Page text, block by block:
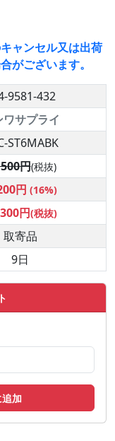
ャンセル又は出荷
がございます。
9581-432
ワサプライ
ST6MABK
円(税抜)
円 (16%)
円(税抜)
取寄品
9日
加